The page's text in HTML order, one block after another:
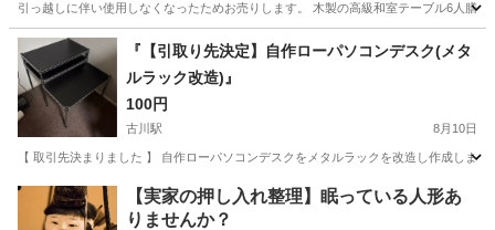
引っ越しに伴い使用しなくなったためお売りします。 木製の高級和室テーブル6人膳
宮城 仙台市 八木山動物公園駅 テーブル
『【引取り先決定】自作ローパソコンデスク(メタ
ルラック改造)』
100円
古川駅 8月10日
【 取引先決まりました 】 自作ローパソコンデスクをメタルラックを改造し作成しま
宮城 大崎市 古川駅 テーブル メタルラック
【実家の押し入れ整理】眠っている人形あ
りませんか？